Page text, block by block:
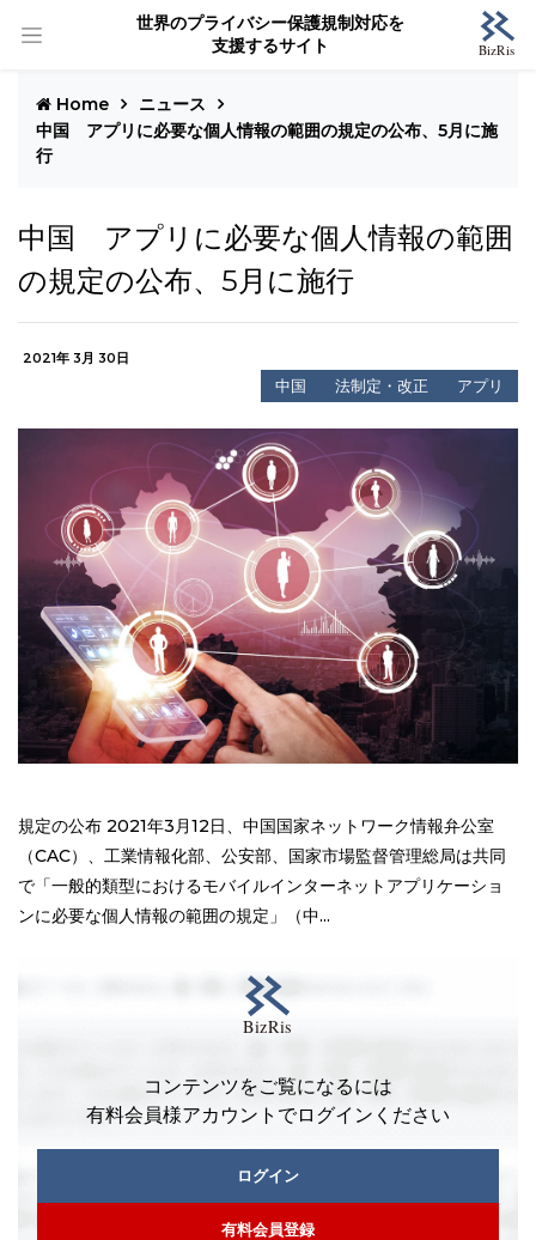
世界のプライバシー保護規制対応を
支援するサイト
Home
ニュース
中国 アプリに必要な個人情報の範囲の規定の公布、5月に施
行
中国 アプリに必要な個人情報の範囲
の規定の公布、5月に施行
2021年 3月 30日
中国 法制定・改正 アプリ
規定の公布 2021年3月12日、中国国家ネットワーク情報弁公室
（CAC）、工業情報化部、公安部、国家市場監督管理総局は共同
で「一般的類型におけるモバイルインターネットアプリケーショ
ンに必要な個人情報の範囲の規定」（中...
コンテンツをご覧になるには
有料会員様アカウントでログインください
ログイン
有料会員登録